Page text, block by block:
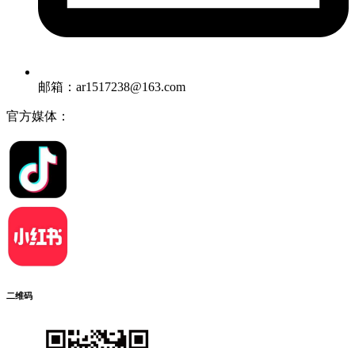
邮箱：ar1517238@163.com
官方媒体：
二维码